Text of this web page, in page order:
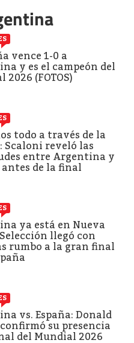
vence 1-0 a
y es el campeón del
2026 (FOTOS)
todo a través de la
Scaloni reveló las
entre Argentina y
antes de la final
ya está en Nueva
llegó con
rumbo a la gran final
vs. España: Donald
su presencia
del Mundial 2026